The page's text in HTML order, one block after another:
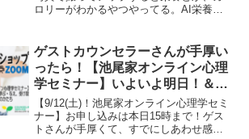
ロリーがわかるやつやってる。AI栄養士
てたけど毎日カロリーオーバーでそろそ
ろ叱られるんじゃないかと怯...
ゲストカウンセラーさんが手厚い
ったら！【池尾家オンライン心理
学セミナー】いよいよ明日！＆
『池尾家ちゃんねる』もう１本
up！
【9/12(土)！池尾家オンライン心理学セミ
ナー】お申し込みは本日15時まで！ゲス
トさんが手厚くて、すでにしあわせ感じ